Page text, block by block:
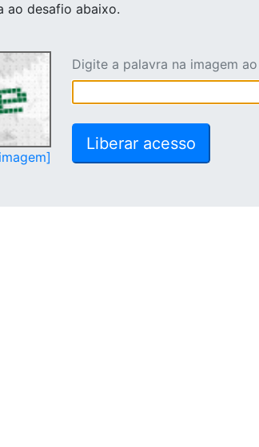
ao desafio abaixo.
Digite a palavra na imagem